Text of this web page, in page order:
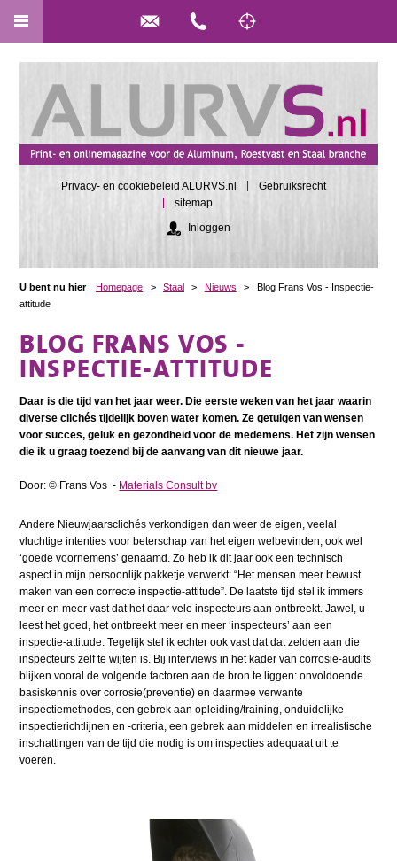
Privacy- en cookiebeleid ALURVS.nl
Gebruiksrecht
sitemap
Inloggen
U bent nu hier Homepage > Staal > Nieuws >
Blog Frans Vos - Inspectie-
attitude
BLOG FRANS VOS -
INSPECTIE-ATTITUDE
Daar is die tijd van het jaar weer. Die eerste weken van het jaar waarin
diverse clichés tijdelijk boven water komen. Ze getuigen van wensen
voor succes, geluk en gezondheid voor de medemens. Het zijn wensen
die ik u graag toezend bij de aanvang van dit nieuwe jaar.
Door: © Frans Vos - Materials Consult bv
Andere Nieuwjaarsclichés verkondigen dan weer de eigen, veelal
vluchtige intenties voor beterschap van het eigen welbevinden, ook wel
‘goede voornemens’ genaamd. Zo heb ik dit jaar ook een technisch
aspect in mijn persoonlijk pakketje verwerkt: “Het mensen meer bewust
maken van een correcte inspectie-attitude”. De laatste tijd stel ik immers
meer en meer vast dat het daar vele inspecteurs aan ontbreekt. Jawel, u
leest het goed, het ontbreekt meer en meer ‘inspecteurs’ aan een
inspectie-attitude. Tegelijk stel ik echter ook vast dat dat zelden aan die
inspecteurs zelf te wijten is. Bij interviews in het kader van corrosie-audits
blijken vooral de volgende factoren aan de bron te liggen: onvoldoende
basiskennis over corrosie(preventie) en daarmee verwante
inspectiemethodes, een gebrek aan opleiding/training, onduidelijke
inspectierichtlijnen en -criteria, een gebrek aan middelen en irrealistische
inschattingen van de tijd die nodig is om inspecties adequaat uit te
voeren.